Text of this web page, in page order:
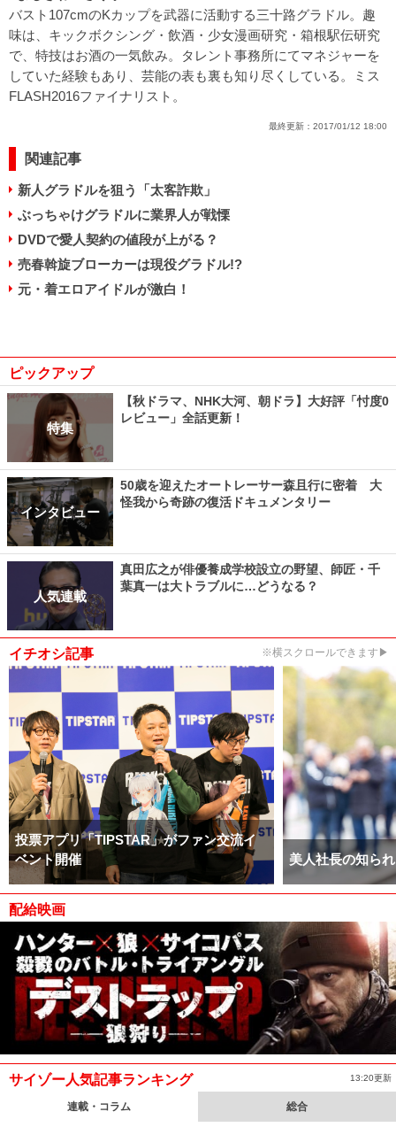
バスト107cmのKカップを武器に活動する三十路グラドル。趣
味は、キックボクシング・飲酒・少女漫画研究・箱根駅伝研究
で、特技はお酒の一気飲み。タレント事務所にてマネジャーを
していた経験もあり、芸能の表も裏も知り尽くしている。ミス
FLASH2016ファイナリスト。
最終更新： 2017/01/12 18:00
関連記事
新人グラドルを狙う「太客詐欺」
ぶっちゃけグラドルに業界人が戦慄
DVDで愛人契約の値段が上がる？
売春斡旋ブローカーは現役グラドル!?
元・着エロアイドルが激白！
ピックアップ
特集
【秋ドラマ、NHK大河、朝ドラ】大好評「忖度0
レビュー」全話更新！
インタビュー
50歳を迎えたオートレーサー森且行に密着 大
怪我から奇跡の復活ドキュメンタリー
人気連載
真田広之が俳優養成学校設立の野望、師匠・千
葉真一は大トラブルに…どうなる？
イチオシ記事 ※横スクロールできます▶
投票アプリ「TIPSTAR」がファン交流イ
ベント開催
美人社長の知ら
配給映画
サイゾー人気記事ランキング 13:20更新
連載・コラム 総合